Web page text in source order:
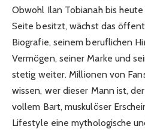
Obwohl Ilan Tobianah bis
Seite besitzt, wächst das
Biografie, seinem beruflichen
Vermögen, seiner Marke und
stetig weiter. Millionen von
wissen, wer dieser Mann ist,
vollem Bart, muskulöser
Lifestyle eine mythologische